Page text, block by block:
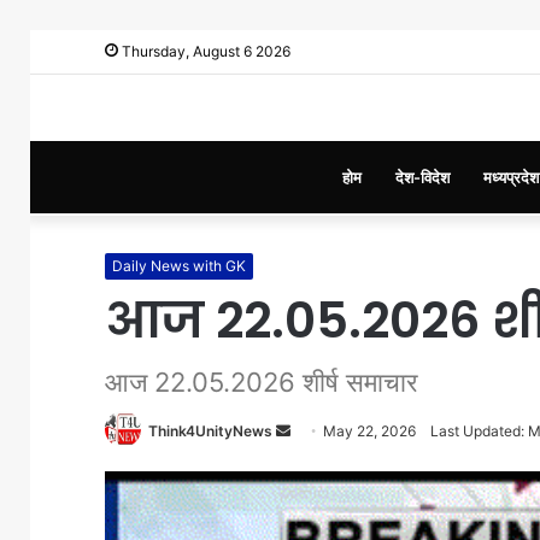
Thursday, August 6 2026
होम देश-विदेश मध्यप्रदेश
Daily News with GK
आज 22.05.2026
आज 22.05.2026 शीर्ष समाचार
Think4UnityNews
n
d
May 22, 2026 Last Updated: